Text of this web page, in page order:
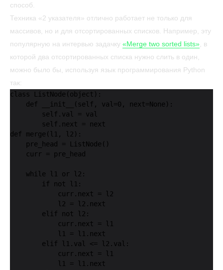
способ.
Техника «2 указателя» отлично работает не только для
массивов, но и для отсортированных списков. Например, эту
популярную на интервью задачку «Merge two sorted lists» , в
которой два отсортированных списка нужно слить в один,
можно было бы, используя язык программирования Python
так:
class ListNode(object):
    def __init__(self, val=0, next=None):
        self.val = val
        self.next = next
def merge(l1, l2):
    pre_head = ListNode()
    curr = pre_head
    while l1 or l2:
        if not l1:
            curr.next = l2
            l2 = l2.next
        elif not l2:
            curr.next = l1
            l1 = l1.next
        elif l1.val <= l2.val:
            curr.next = l1
            l1 = l1.next